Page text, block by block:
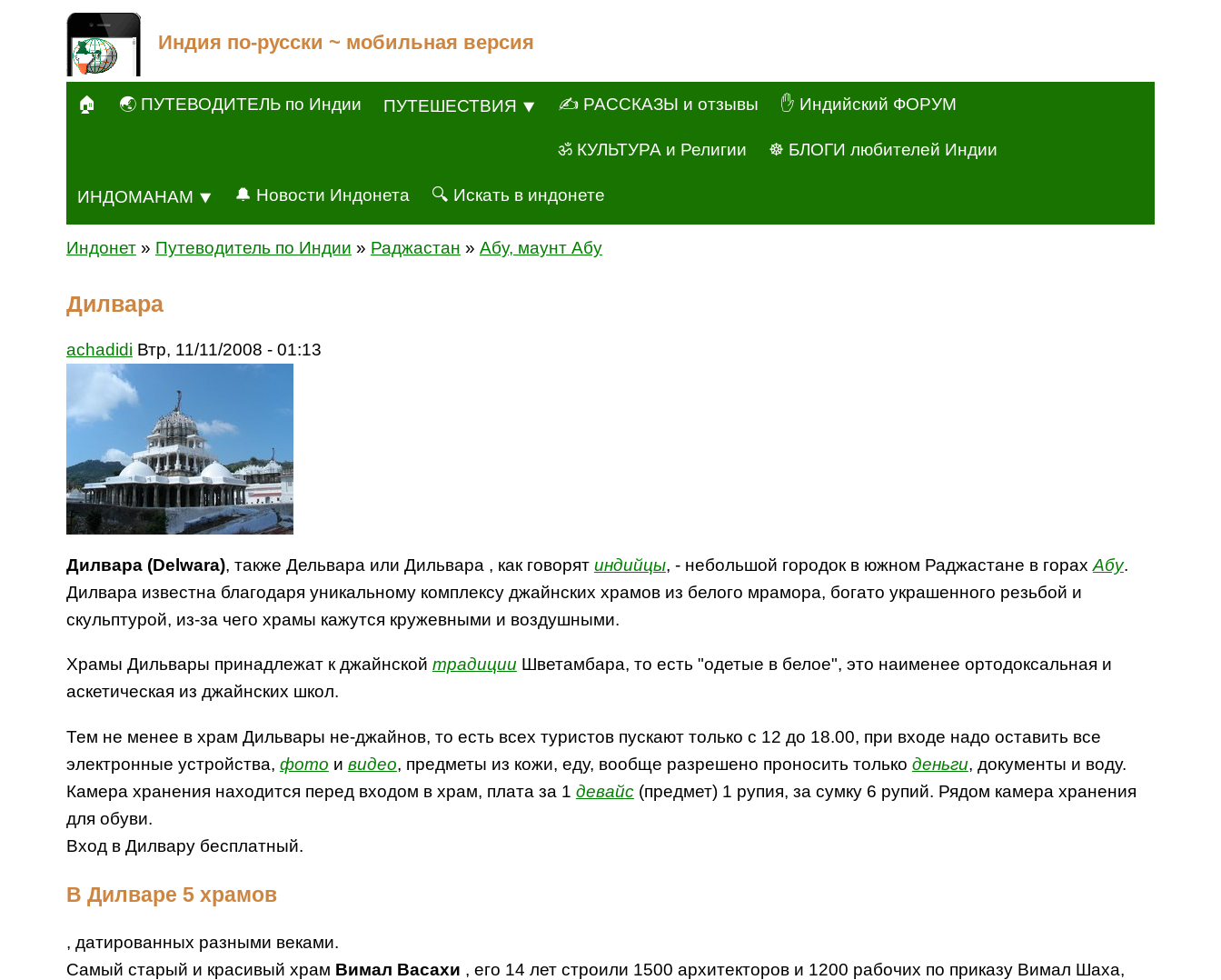
Индия по-русски ~ мобильная версия
🏠 🌏 ПУТЕВОДИТЕЛЬ по Индии ПУТЕШЕСТВИЯ ⯆ ✍ РАССКАЗЫ и отзывы ✋ Индийский ФОРУМ
ॐ КУЛЬТУРА и Религии ☸ БЛОГИ любителей Индии
ИНДОМАНАМ ⯆ 🔔 Новости Индонета 🔍 Искать в индонете
Индонет» Путеводитель по Индии » Раджастан » Абу, маунт Абу
Дилвара
achadidi Втр, 11/11/2008 - 01:13
Дилвара (Delwara), также Дельвара или Дильвара , как говорят индийцы, - небольшой городок в южном Раджастане в горах Абу.
Дилвара известна благодаря уникальному комплексу джайнских храмов из белого мрамора, богато украшенного резьбой и
скульптурой, из-за чего храмы кажутся кружевными и воздушными.
Храмы Дильвары принадлежат к джайнской традиции Шветамбара, то есть "одетые в белое", это наименее ортодоксальная и
аскетическая из джайнских школ.
Тем не менее в храм Дильвары не-джайнов, то есть всех туристов пускают только с 12 до 18.00, при входе надо оставить все
электронные устройства, фото и видео, предметы из кожи, еду, вообще разрешено проносить только деньги, документы и воду.
Камера хранения находится перед входом в храм, плата за 1 девайс(предмет) 1 рупия, за сумку 6 рупий. Рядом камера хранения
для обуви.
Вход в Дилвару бесплатный.
В Дилваре 5 храмов
, датированных разными веками.
Самый старый и красивый храм Вимал Васахи , его 14 лет строили 1500 архитекторов и 1200 рабочих по приказу Вимал Шаха,